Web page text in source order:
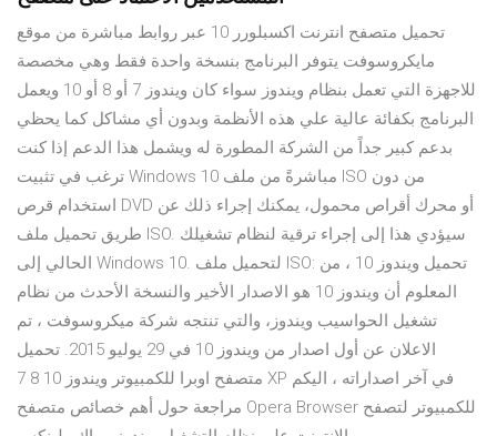
تحميل متصفح انترنت اكسبلورر 10 عبر روابط مباشرة من موقع
مايكروسوفت يتوفر البرنامج بنسخة واحدة فقط وهي مخصصة
للاجهزة التي تعمل بنظام ويندوز سواء كان ويندوز 7 أو 8 أو 10 ويعمل
البرنامج بكفائة عالية علي هذه الأنظمة وبدون أي مشاكل كما يحظي
بدعم كبير جداً من الشركة المطورة له ويشمل هذا الدعم إذا كنت
ترغب في تثبيت Windows 10 مباشرةً من ملف ISO من دون
استخدام قرص DVD أو محرك أقراص محمول، يمكنك إجراء ذلك عن
طريق تحميل ملف ISO. سيؤدي هذا إلى إجراء ترقية لنظام تشغيلك
الحالي إلى Windows 10. لتحميل ملف ISO: تحميل ويندوز 10 ، من
المعلوم أن ويندوز 10 هو الاصدار الأخير والنسخة الأحدث من نظام
تشغيل الحواسيب ويندوز، والتي تنتجه شركة ميكروسوفت ، تم
الاعلان عن أول اصدار من ويندوز 10 في 29 يوليو 2015. تحميل
متصفح اوبرا للكمبيوتر ويندوز 10 8 7 XP في آخر اصداراته ، اليكم
مراجعة حول أهم خصائص متصفح Opera Browser للكمبيوتر لتصفح